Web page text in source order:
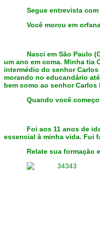
Segue entrevista
Você morou em
Nasci em São Paulo
um ano em coma. Minha tia
intermédio do senhor
morando no educandário
bem como ao senhor
Quando você
Foi aos 11 anos de
essencial à minha vida. Fui
Relate sua formação